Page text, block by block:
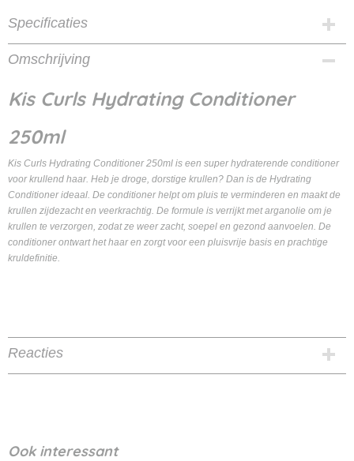
Specificaties
Productcode
8717496448293
8717496448293
kis
Omschrijving
Kis Curls Hydrating Conditioner
250ml
Kis Curls Hydrating Conditioner 250ml is een super hydraterende conditioner
voor krullend haar. Heb je droge, dorstige krullen? Dan is de Hydrating
Conditioner ideaal. De conditioner helpt om pluis te verminderen en maakt de
krullen zijdezacht en veerkrachtig. De formule is verrijkt met arganolie om je
krullen te verzorgen, zodat ze weer zacht, soepel en gezond aanvoelen. De
conditioner ontwart het haar en zorgt voor een pluisvrije basis en prachtige
kruldefinitie.
Reacties
Ook interessant